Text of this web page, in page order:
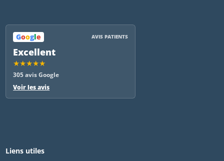
Google AVIS PATIENTS
Excellent
★★★★★
305 avis Google
Voir les avis
Liens utiles